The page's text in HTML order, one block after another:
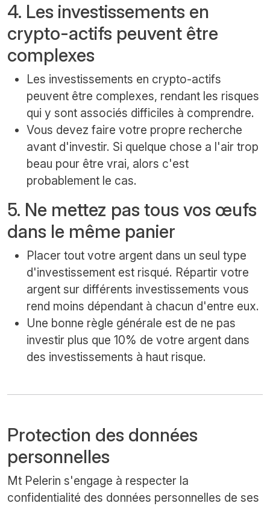
4. Les investissements en
crypto-actifs peuvent être
complexes
Les investissements en crypto-actifs
peuvent être complexes, rendant les risques
qui y sont associés difficiles à comprendre.
Vous devez faire votre propre recherche
avant d'investir. Si quelque chose a l'air trop
beau pour être vrai, alors c'est
probablement le cas.
5. Ne mettez pas tous vos œufs
dans le même panier
Placer tout votre argent dans un seul type
d'investissement est risqué. Répartir votre
argent sur différents investissements vous
rend moins dépendant à chacun d'entre eux.
Une bonne règle générale est de ne pas
investir plus que 10% de votre argent dans
des investissements à haut risque.
Protection des données
personnelles
Mt Pelerin s'engage à respecter la
confidentialité des données personnelles de ses